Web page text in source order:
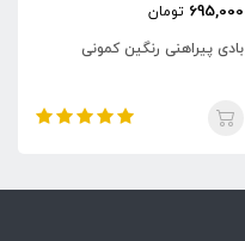
695,000 تومان
بادی پیراهنی رنگین کمونی